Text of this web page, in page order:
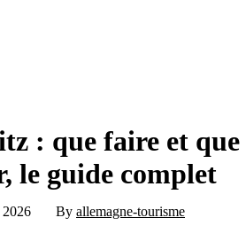
: que faire et que
le guide complet
By allemagne-tourisme